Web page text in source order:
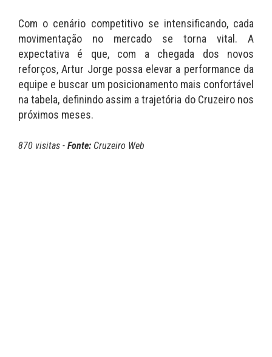
Com o cenário competitivo se intensificando, cada
movimentação no mercado se torna vital. A
expectativa é que, com a chegada dos novos
reforços, Artur Jorge possa elevar a performance da
equipe e buscar um posicionamento mais confortável
na tabela, definindo assim a trajetória do Cruzeiro nos
próximos meses.
870 visitas - Fonte: Cruzeiro Web